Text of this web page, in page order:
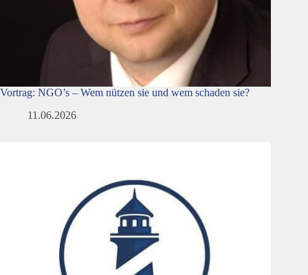
Vortrag: NGO’s – Wem nützen sie und wem schaden sie?
11.06.2026